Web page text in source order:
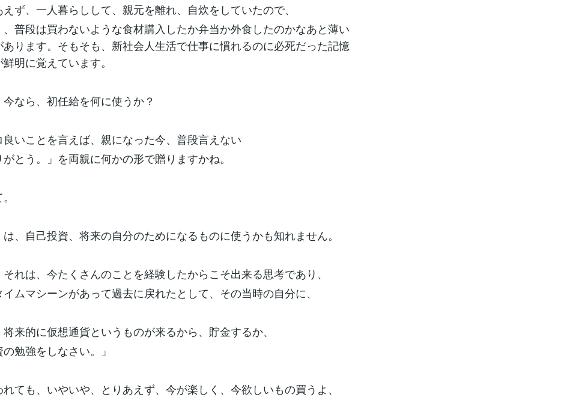
えず、一人暮らしして、親元を離れ、自炊をしていたので、
、普段は買わないような食材購入したか弁当か外食したのかなあと薄い
あります。そもそも、新社会人生活で仕事に慣れるのに必死だった記憶
明に覚えています。
今なら、初任給を何に使うか？
良いことを言えば、親になった今、普段言えない
がとう。」を両親に何かの形で贈りますかね。
は、自己投資、将来の自分のためになるものに使うかも知れません。
それは、今たくさんのことを経験したからこそ出来る思考であり、
イムマシーンがあって過去に戻れたとして、その当時の自分に、
将来的に仮想通貨というものが来るから、貯金するか、
勉強をしなさい。」
れても、いやいや、とりあえず、今が楽しく、今欲しいもの買うよ、